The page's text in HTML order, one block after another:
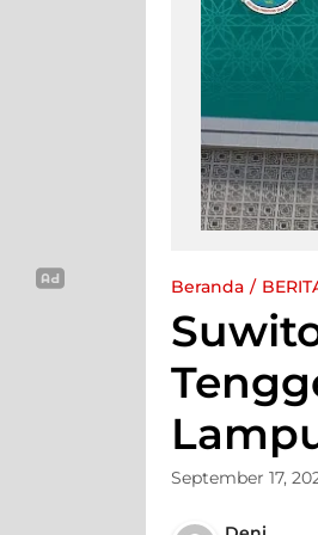
Beranda
September 17,